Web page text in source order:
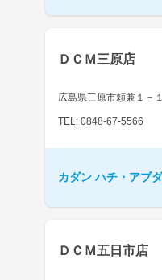
ＤＣＭ三原店
広島県三原市頼兼１－
TEL: 0848-67-5566
カダン ハチ・アブ
ＤＣＭ五日市店